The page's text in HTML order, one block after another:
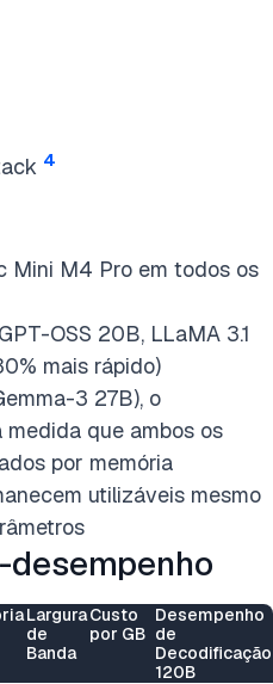
4
Mini M4 Pro em todos os
OSS 20B, LLaMA 3.1
mais rápido)
3 27B), o
que ambos os
por memória
utilizáveis mesmo
Largura
de
Banda
Custo
por GB
Desempenho
de
Decodificação
120B